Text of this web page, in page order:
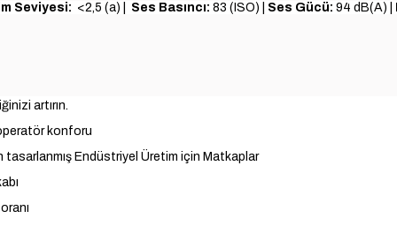
Seviyesi: <2,5 (a) | Ses Basıncı: 83 (ISO) | Ses Gücü: 94 dB(A) |
artırın.
konforu
tasarlanmış Endüstriyel Üretim için Matkaplar